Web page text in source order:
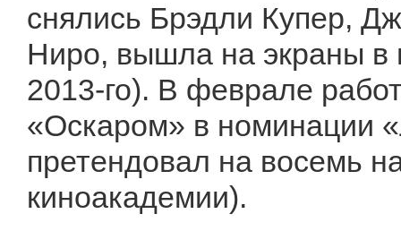
снялись Брэдли Купер,
Ниро, вышла на экраны в
2013-го). В феврале
«Оскаром» в номинации
претендовал на восемь
киноакадемии).